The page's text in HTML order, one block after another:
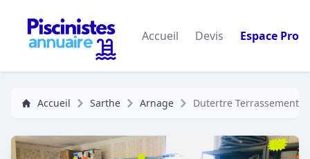
Accueil Devis Espace Pro
Accueil Sarthe Arnage Dutertre Terrassement